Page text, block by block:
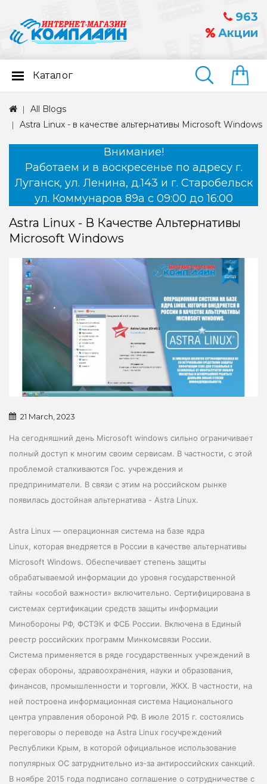
963
Акции
Найти
Каталог
All Blogs
Astra Linux - в качестве альтернативы Microsoft Windows
Внимание!
Работаем и в воскресенье по адресу г.
Луганск, ул. Ленина, д.143 и г. Старобельск
ул. Коммунаров 89а с 09:00 до 16:00
Astra Linux - В Качестве Альтернативы
Microsoft Windows
21 March, 2023
На сегодняшний день Microsoft windows сильно ограничивает
полный доступ к многим своим сервисам. В частности, с этой
проблемой сталкиваются Гос. учреждения и
предприниматели. В связи с этим на российском рынке
появилась достойная альтернатива - Astra Linux.
Astra Linux — операционная система на базе ядра
Linux,
которая внедряется в России в качестве альтернативы
Microsoft Windows. Обеспечивает степень защиты
обрабатываемой информации до уровня государственной
тайны «особой важности» включительно. Сертифицирована в
системах сертификации средств защиты информации
Минобороны РФ, ФСТЭК и ФСБ России. Включена в Единый
реестр российских программ Минкомсвязи России.
Система применяется в ряде государственных учреждений в
сферах обороны, здравоохранения, науки и образования,
финансов, промышленности и торговли, ЖКХ. В частности, на
ней построена информационная система Национального
центра управления обороной РФ. В июле 2015 г. состоялись
переговоры о переводе на Astra Linux госучреждений
Республики Крым, в которой официальное использование
популярных ОС затруднительно из-за антироссийских санкций.
В ноябре 2015 года подписано соглашение о сотрудничестве с